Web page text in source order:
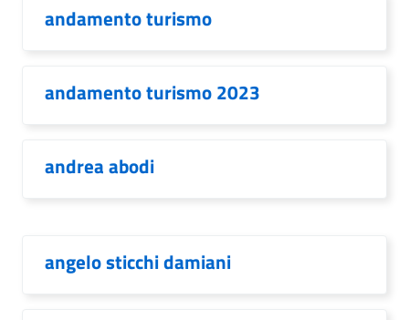
andamento turismo
andamento turismo 2023
andrea abodi
angelo sticchi damiani